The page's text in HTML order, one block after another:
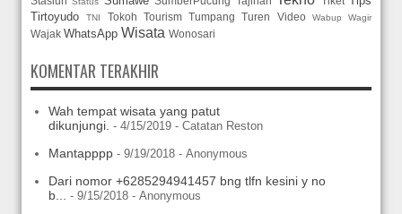
Tirtoyudo
TNI Tokoh Tourism Tumpang Turen Video Wabup Wagir
Wajak WhatsApp Wisata Wonosari
KOMENTAR TERAKHIR
Wah tempat wisata yang patut
dikunjungi. - 4/15/2019 - Catatan Reston
Mantapppp - 9/19/2018 - Anonymous
Dari nomor +6285294941457 bng tlfn kesini y no
b...
- 9/15/2018 - Anonymous